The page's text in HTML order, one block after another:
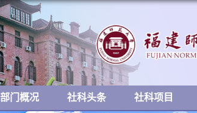
部门概况 社科头条 社科项目